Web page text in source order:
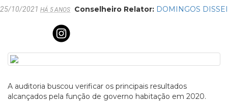
25/10/2021 HÁ 5 ANOS Conselheiro Relator: DOMINGOS DISSEI
A auditoria buscou verificar os principais resultados
alcançados pela função de governo habitação em 2020.